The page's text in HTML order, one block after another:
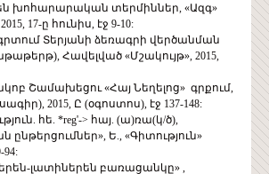
խոհարարական տերմիններ, «Ազգ»
17-ը հունիս, էջ 9-10:
Տերյանի ձեռագրի վերծանման
Հավելված «Մշակույթ», 2015,
Շամախեցու «Հայ Նեղելոց» գրքում,
2015, Ը (օգոստոս), էջ 137-148:
հե. *reg'-> հայ. (ա)ռա(կ/ծ),
ընթերցումներ», Ե., «Գիտություն»
94:
լատիներեն բառացանկը» ,